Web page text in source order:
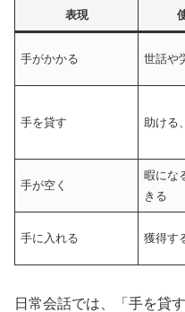
表現
手がかかる 世話や
手を貸す 助ける
手が空く
暇にな
きる
手に入れる 獲得す
日常会話では、「手を貸